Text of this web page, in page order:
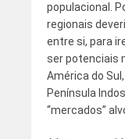
populacional.
regionais
entre si, para
ser potenciais
América do
Península
“mercados”